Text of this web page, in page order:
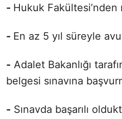
- Hukuk Fakültesi’nden
- En az 5 yıl süreyle
- Adalet Bakanlığı
belgesi sınavına
- Sınavda başarılı